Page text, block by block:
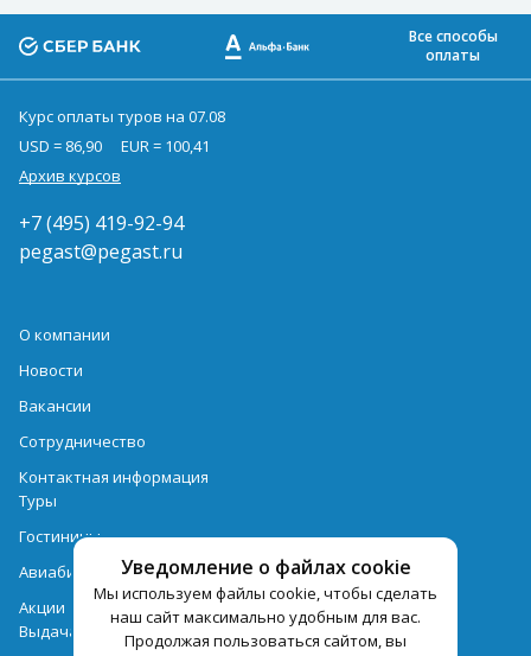
Уведомление о файлах cookie
Мы используем файлы cookie, чтобы сделать
наш сайт максимально удобным для вас.
Продолжая пользоваться сайтом, вы
Все способы
оплаты
Курс оплаты туров на 07.08
USD = 86,90
EUR = 100,41
Архив курсов
+7 (495) 419-92-94
pegast@pegast.ru
О компании
Новости
Вакансии
Сотрудничество
Контактная информация
Туры
Гостиницы
Авиабилеты
Акции
Выдача документов